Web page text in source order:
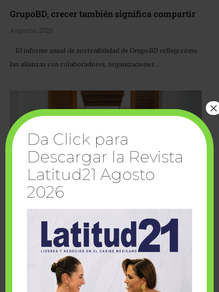
GrupoBD, crecer también significa compartir
4 agosto, 2026
El informe anual de sostenibilidad de GrupoBD refleja cómo
las alianzas con colaboradores, organizaciones …
Cuando la solidaridad inspira; cumplen
sueños Fairmont Mayakoba y Make-A-Wish
Da Click para
Descargar la Revista
Latitud21 Agosto
2026
×